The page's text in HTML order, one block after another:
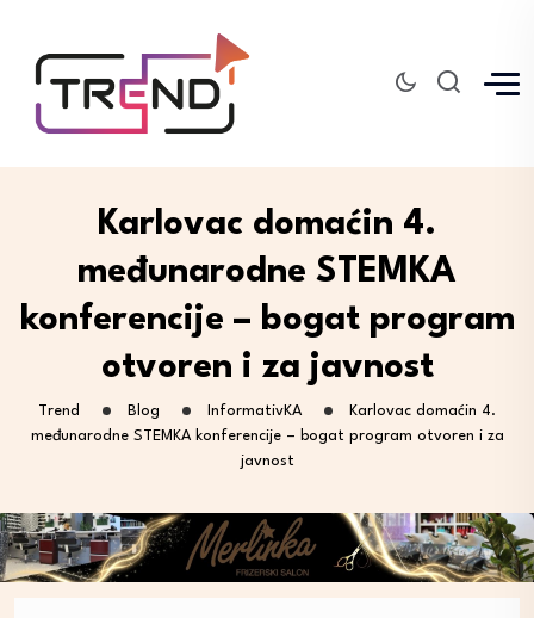
Karlovac domaćin 4.
međunarodne STEMKA
konferencije – bogat program
otvoren i za javnost
Trend Blog InformativKA
Karlovac domaćin 4.
međunarodne STEMKA konferencije – bogat program otvoren i za
javnost